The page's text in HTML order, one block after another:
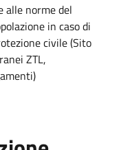
alle norme del
in caso di
civile (Sito
ZTL,